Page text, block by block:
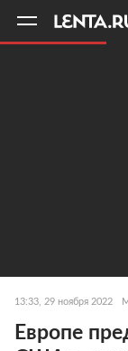
13:33, 29 ноября 2022
Европе